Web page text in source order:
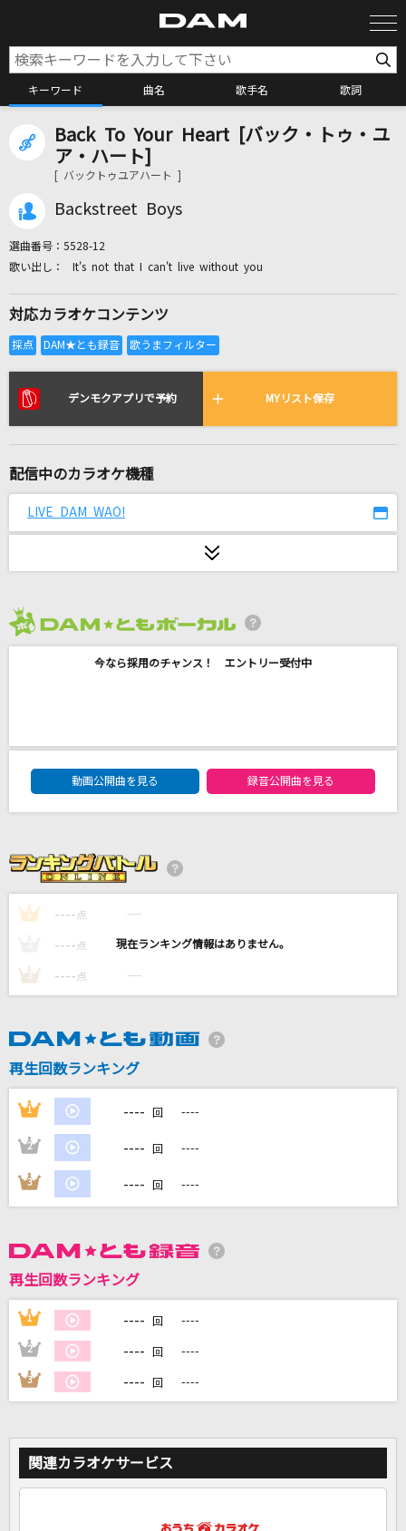
キーワード 曲名 歌手名 歌詞
カラオケ検索
カラオケ店舗検索
カラオケリクエスト
リアルタイムで歌われている曲の一覧
[生音]ふたりごと
Bombtrack [ボムトラック]
Rage Against The Machine
コブクロ
愛をこめて花束を
Ti Amo
EXILE
君の声
ケセラセラ
DAMの新曲・ランキングなど
カラオケをもっと楽しもう！
自宅でカラオケ歌い放題！
家族や友達と一緒に！練習にも！
Back To Your Heart [バック・トゥ・ユ
ア・ハート]
[ バックトゥユアハート ]
Backstreet Boys
選曲番号： 5528-12
It's not that I can't live without you
対応カラオケコンテンツ
デンモクアプリで予約 MYリスト保存
配信中のカラオケ機種
LIVE DAM WAO!
今なら採用のチャンス！ エントリー受付中
DAM★ともボーカルエントリーランキング
動画公開曲を見る
録音公開曲を見る
1 ---- 点 ----
---- 点 ----
3 ---- 点 ----
再生回数ランキング
1 ---- 回 ----
2 ---- 回 ----
3 ---- 回 ----
再生回数ランキング
1 ---- 回 ----
2 ---- 回 ----
3 ---- 回 ----
関連カラオケサービス